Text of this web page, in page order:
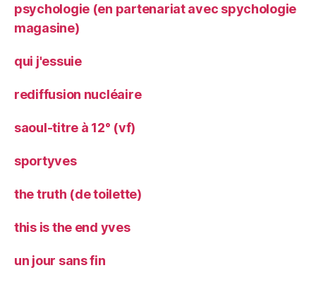
psychologie (en partenariat avec spychologie
magasine)
qui j'essuie
rediffusion nucléaire
saoul-titre à 12° (vf)
sportyves
the truth (de toilette)
this is the end yves
un jour sans fin